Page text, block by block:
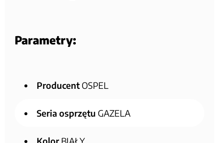
Parametry:
Producent OSPEL
Seria osprzętu GAZELA
Kolor BIAŁY